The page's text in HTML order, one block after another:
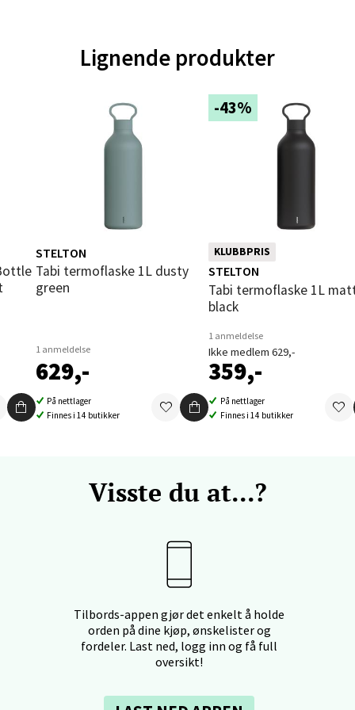
Lignende produkter
STELTON
Tabi termoflaske 1L dusty
green
1 anmeldelse
629,-
På nettlager
Finnes i 14 butikker
-43%
KLUBBPRIS
STELTON
Tabi termoflaske 1L matte
black
1 anmeldelse
Ikke medlem 629,-
359,-
På nettlager
Finnes i 14 butikker
Visste du at...?
Tilbords-appen gjør det enkelt å holde
orden på dine kjøp, ønskelister og
fordeler. Last ned, logg inn og få full
oversikt!
- Sirkus Shopping
Senter Ski
- Sortland Storsenter
10-18